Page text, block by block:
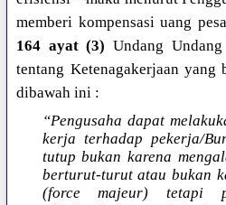
memberi kompensasi uang
164 ayat (3) Undang
tentang Ketenagakerjaan
dibawah ini :
“Pengusaha dapat
kerja terhadap pekerja/
tutup bukan karena
berturut-turut atau bukan
(force majeur) tetapi